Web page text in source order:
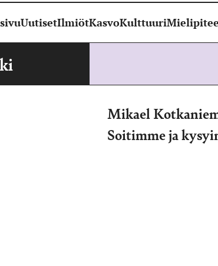
UutisetIlmiötKasvoKulttuuri
Mikael
Soitimme ja